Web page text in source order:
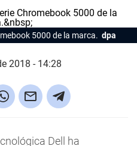
5000 de la marca. dpa
2018 - 14:28
Dell ha